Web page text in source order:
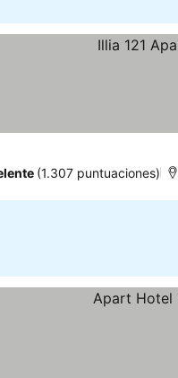
(1.307 puntuaciones)